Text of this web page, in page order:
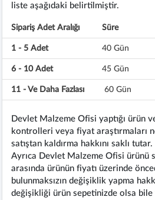
liste aşağıdaki belirtilmiştir.
Sipariş Adet Aralığı Süre
1 - 5 Adet 40 Gün
6 - 10 Adet 45 Gün
11 - Ve Daha Fazlası 60 Gün
Devlet Malzeme Ofisi yaptığı ürün
kontrolleri veya fiyat araştırmaları
satıştan kaldırma hakkını saklı tutar.
Ayrıca Devlet Malzeme Ofisi ürünü
arasında ürünün fiyatı üzerinde
bulunmaksızın değişiklik yapma
değişikliği ürün sepetinizde olsa bile